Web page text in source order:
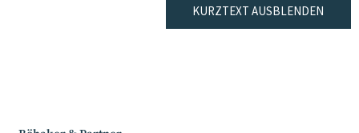
KURZTEXT AUSBLENDEN